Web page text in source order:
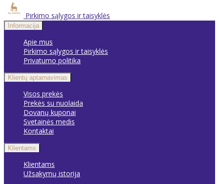
Pirkimo sąlygos ir taisyklės
Informacija
Apie mus
Pirkimo sąlygos ir taisyklės
Privatumo politika
Klientų aptarnavimas
Visos prekės
Prekės su nuolaida
Dovanų kuponai
Svetainės medis
Kontaktai
Klientams
Klientams
Užsakymų istorija